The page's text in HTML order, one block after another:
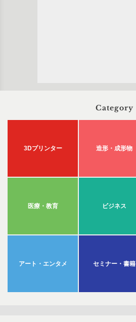
Category
3Dプリンター 造形・成形物
医療・教育 ビジネス
アート・エンタメ セミナー・書籍